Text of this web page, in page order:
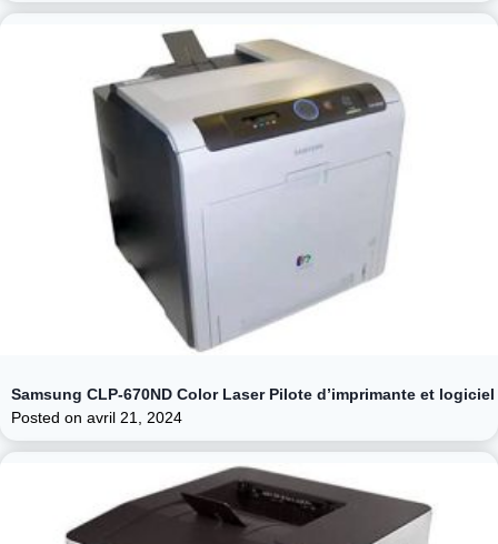
Samsung CLP-670ND Color Laser Pilote d’imprimante et logiciel
Posted on avril 21, 2024